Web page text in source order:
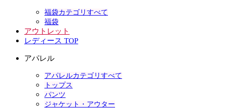
福袋カテゴリすべて
福袋
アウトレット
レディース TOP
アパレル
アパレルカテゴリすべて
トップス
パンツ
ジャケット・アウター